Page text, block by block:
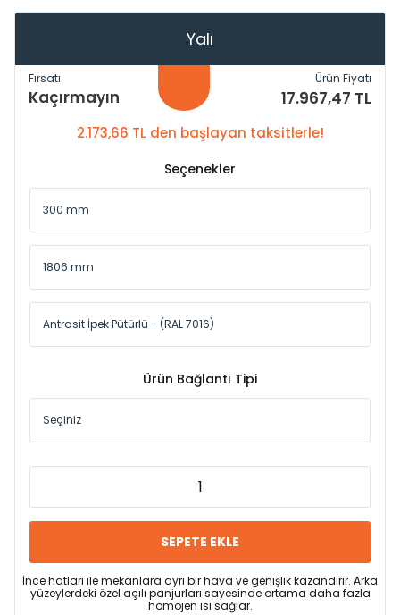
Yalı
Fırsatı
Kaçırmayın
Ürün Fiyatı
17.967,47 TL
2.173,66 TL den başlayan taksitlerle!
Seçenekler
Ürün Bağlantı Tipi
SEPETE EKLE
İnce hatları ile mekanlara ayrı bir hava ve genişlik kazandırır. Arka
yüzeylerdeki özel açılı panjurları sayesinde ortama daha fazla
homojen ısı sağlar.